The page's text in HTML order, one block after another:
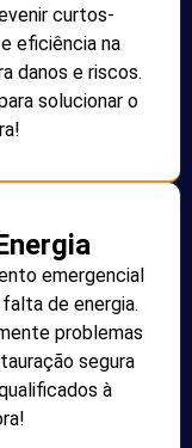
curtos-
eficiência na
danos e riscos.
solucionar o
emergencial
de energia.
problemas
segura
à